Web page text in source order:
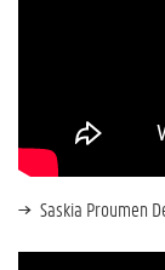
Saskia Proumen